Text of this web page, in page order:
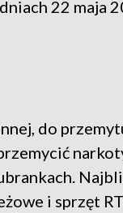
22 maja
do
i sprzęt